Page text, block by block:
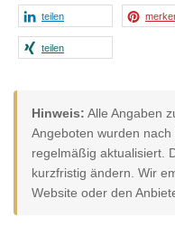
teilen
teilen
Hinweis: Alle Angaben
Angeboten wurden
regelmäßig aktualisiert.
kurzfristig ändern. Wir
Website oder den